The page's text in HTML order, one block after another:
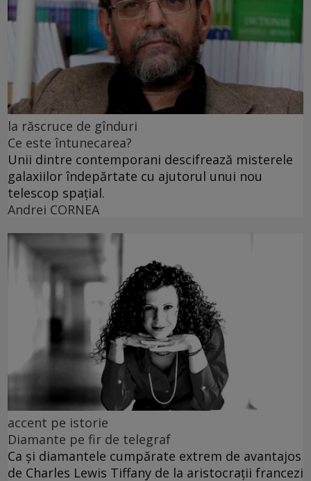
la răscruce de gînduri
Ce este întunecarea?
Unii dintre contemporani descifrează misterele
galaxiilor îndepărtate cu ajutorul unui nou
telescop spațial.
Andrei CORNEA
accent pe istorie
Diamante pe fir de telegraf
Ca și diamantele cumpărate extrem de avantajos
de Charles Lewis Tiffany de la aristocrații francezi